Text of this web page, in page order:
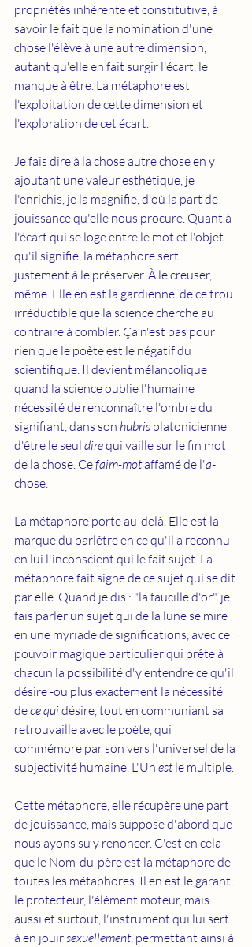
propriétés inhérente et constitutive, à
savoir le fait que la nomination d'une
chose l'élève à une autre dimension,
autant qu'elle en fait surgir l'écart, le
manque à être. La métaphore est
l'exploitation de cette dimension et
l'exploration de cet écart.
Je fais dire à la chose autre chose en y
ajoutant une valeur esthétique, je
l'enrichis, je la magnifie, d'où la part de
jouissance qu'elle nous procure. Quant à
l'écart qui se loge entre le mot et l'objet
qu'il signifie, la métaphore sert
justement à le préserver. À le creuser,
même. Elle en est la gardienne, de ce trou
irréductible que la science cherche au
contraire à combler. Ça n'est pas pour
rien que le poète est le négatif du
scientifique. Il devient mélancolique
quand la science oublie l'humaine
nécessité de renconnaître l'ombre du
signifiant, dans son hubris platonicienne
d'être le seul dire qui vaille sur le fin mot
de la chose. Ce faim-mot affamé de l'a-
chose.
La métaphore porte au-delà. Elle est la
marque du parlêtre en ce qu'il a reconnu
en lui l'inconscient qui le fait sujet. La
métaphore fait signe de ce sujet qui se dit
par elle. Quand je dis : "la faucille d'or", je
fais parler un sujet qui de la lune se mire
en une myriade de significations, avec ce
pouvoir magique particulier qui prête à
chacun la possibilité d'y entendre ce qu'il
désire -ou plus exactement la nécessité
de ce qui désire, tout en communiant sa
retrouvaille avec le poète, qui
commémore par son vers l'universel de la
subjectivité humaine. L'Un est le multiple.
Cette métaphore, elle récupère une part
de jouissance, mais suppose d'abord que
nous ayons su y renoncer. C'est en cela
que le Nom-du-père est la métaphore de
toutes les métaphores. Il en est le garant,
le protecteur, l'élément moteur, mais
aussi et surtout, l'instrument qui lui sert
à en jouir sexuellement, permettant ainsi à